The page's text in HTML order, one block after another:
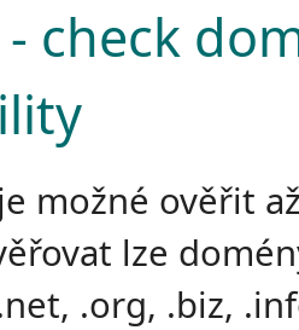
check
možné ověřit
lze
.org, .biz,